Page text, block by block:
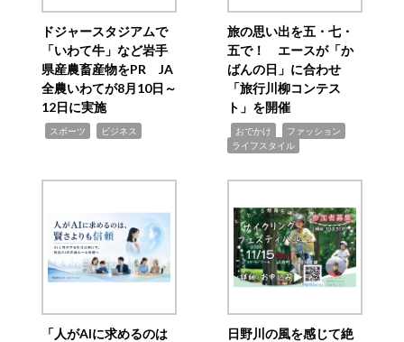
ドジャースタジアムで
「いわて牛」など岩手
県産農畜産物をPR JA
全農いわてが8月10日～
12日に実施
スポーツ ビジネス
旅の思い出を五・七・
五で！ エースが「か
ばんの日」に合わせ
「旅行川柳コンテス
ト」を開催
おでかけ ファッション
ライフスタイル
「人がAIに求めるのは
日野川の風を感じて絶